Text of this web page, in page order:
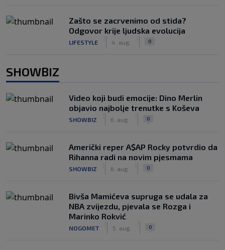
Zašto se zacrvenimo od stida?
Odgovor krije ljudska evolucija
LIFESTYLE 4. aug. 0
SHOWBIZ
Video koji budi emocije: Dino Merlin
objavio najbolje trenutke s Koševa
SHOWBIZ 6. aug. 0
Američki reper A$AP Rocky potvrdio da
Rihanna radi na novim pjesmama
SHOWBIZ 6. aug. 0
Bivša Mamićeva supruga se udala za
NBA zvijezdu, pjevala se Rozga i
Marinko Rokvić
NOGOMET 5. aug. 0